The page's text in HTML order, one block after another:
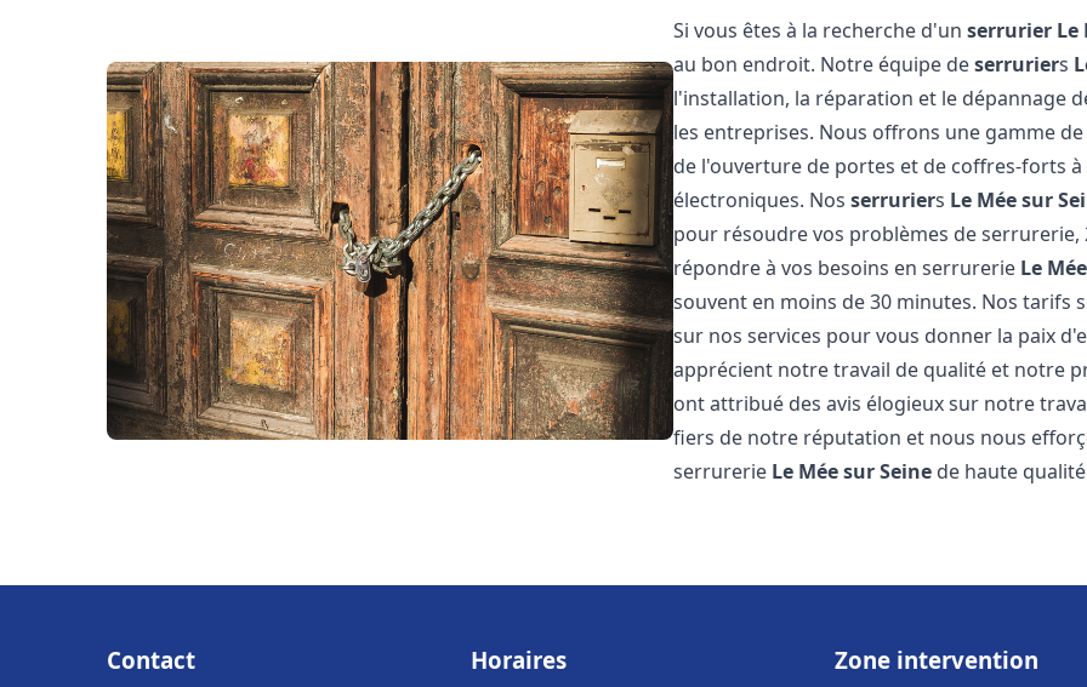
Si vous êtes à la recherche d'unserrurier Le
au bon endroit. Notre équipe deserruriers
l'installation, la réparation et le dépannage
les entreprises. Nous offrons une gamme
de l'ouverture de portes et de coffres-forts
électroniques. Nosserruriers Le Mée sur
pour résoudre vos problèmes de serrurerie,
répondre à vos besoins en serrurerie Le
souvent en moins de 30 minutes. Nos
sur nos services pour vous donner la paix
apprécient notre travail de qualité et notre
ont attribué des avis élogieux sur notre
fiers de notre réputation et nous nous
serrurerie Le Mée sur Seine de haute
Contact Horaires Zone intervention